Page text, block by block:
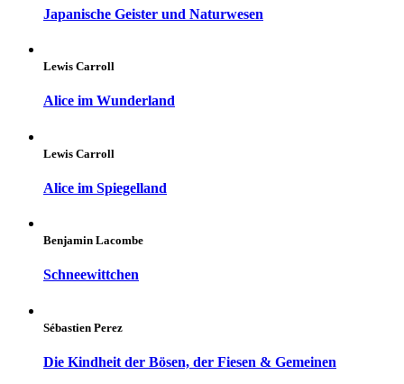
Japanische Geister und Naturwesen
Lewis Carroll
Alice im Wunderland
Lewis Carroll
Alice im Spiegelland
Benjamin Lacombe
Schneewittchen
Sébastien Perez
Die Kindheit der Bösen, der Fiesen & Gemeinen